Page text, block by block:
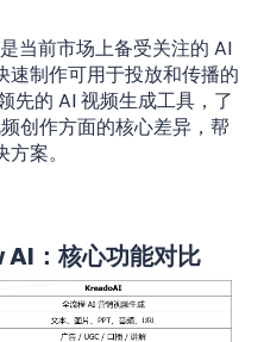
当前市场上备受关注的 AI
速制作可用于投放和传播的
先的 AI 视频生成工具，了
创作方面的核心差异，帮
案。
：核心功能对比